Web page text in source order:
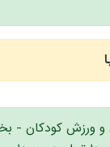
و ورزش کودکان -